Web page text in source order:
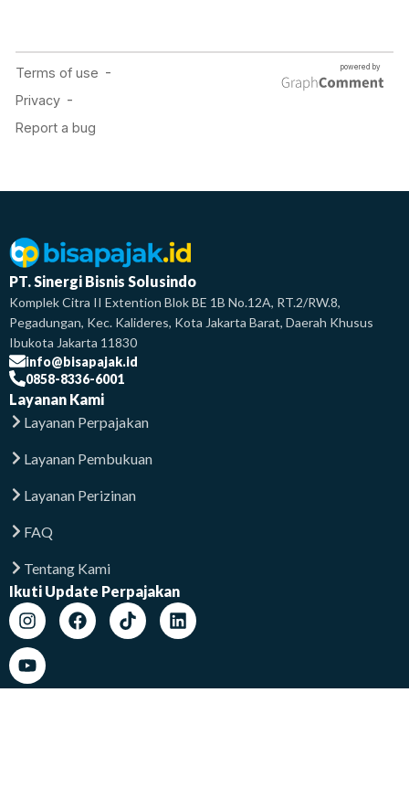
PT. Sinergi Bisnis Solusindo
Komplek Citra II Extention Blok BE 1B No.12A, RT.2/RW.8,
Pegadungan, Kec. Kalideres, Kota Jakarta Barat, Daerah Khusus
Ibukota Jakarta 11830
info@bisapajak.id
0858-8336-6001
Layanan Kami
Layanan Perpajakan
Layanan Pembukuan
Layanan Perizinan
FAQ
Tentang Kami
Ikuti Update Perpajakan